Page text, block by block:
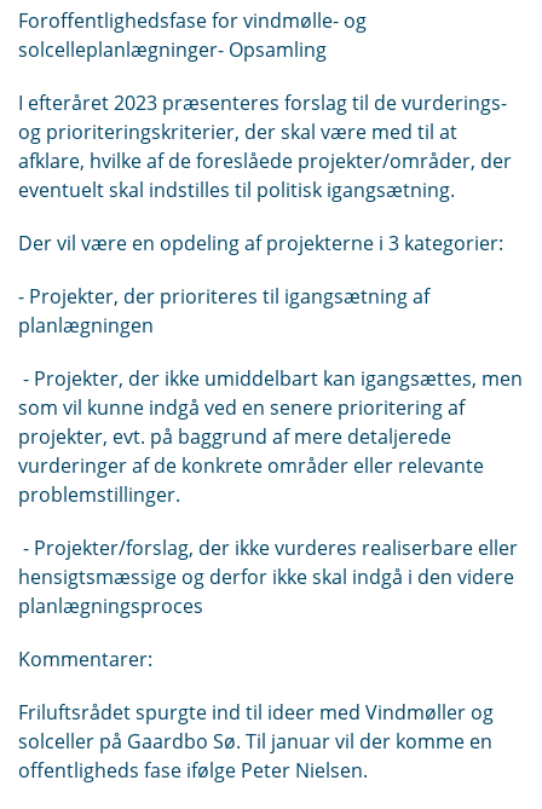
Foroffentlighedsfase for vindmølle- og
solcelleplanlægninger- Opsamling
I efteråret 2023 præsenteres forslag til de vurderings-
og prioriteringskriterier, der skal være med til at
afklare, hvilke af de foreslåede projekter/områder, der
eventuelt skal indstilles til politisk igangsætning.
Der vil være en opdeling af projekterne i 3 kategorier:
- Projekter, der prioriteres til igangsætning af
planlægningen
- Projekter, der ikke umiddelbart kan igangsættes, men
som vil kunne indgå ved en senere prioritering af
projekter, evt. på baggrund af mere detaljerede
vurderinger af de konkrete områder eller relevante
problemstillinger.
- Projekter/forslag, der ikke vurderes realiserbare eller
hensigtsmæssige og derfor ikke skal indgå i den videre
planlægningsproces
Kommentarer:
Friluftsrådet spurgte ind til ideer med Vindmøller og
solceller på Gaardbo Sø. Til januar vil der komme en
offentligheds fase ifølge Peter Nielsen.